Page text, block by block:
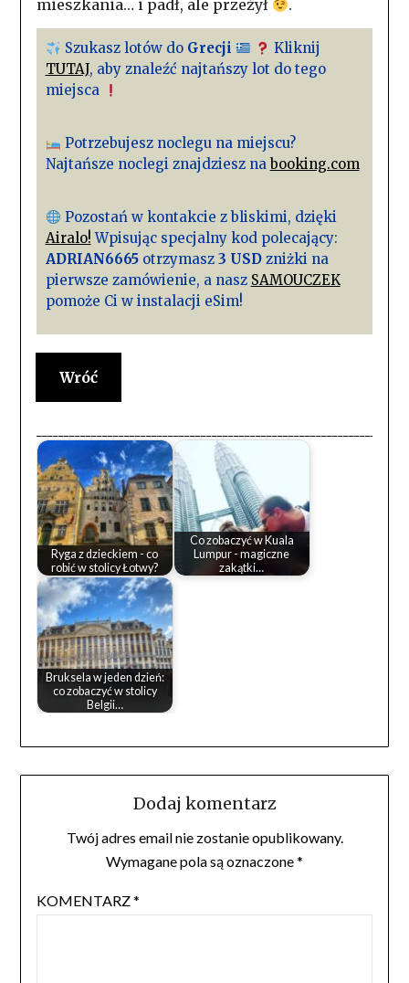
mieszkania… i padł, ale przeżył
.
Szukasz lotów do Grecji
Kliknij
TUTAJ, aby znaleźć najtańszy lot do tego
miejsca
Potrzebujesz noclegu na miejscu?
Najtańsze noclegi znajdziesz na booking.com
Pozostań w kontakcie z bliskimi, dzięki
Airalo! Wpisując specjalny kod polecający:
ADRIAN6665otrzymasz 3 USDzniżki na
pierwsze zamówienie, a nasz SAMOUCZEK
pomoże Ci w instalacji eSim!
Wróć
Ryga z dzieckiem - co
robić w stolicy Łotwy?
Co zobaczyć w Kuala
Lumpur - magiczne
zakątki…
Bruksela w jeden dzień:
co zobaczyć w stolicy
Belgii…
Dodaj komentarz
Twój adres email nie zostanie opublikowany.
Wymagane pola są oznaczone*
KOMENTARZ*